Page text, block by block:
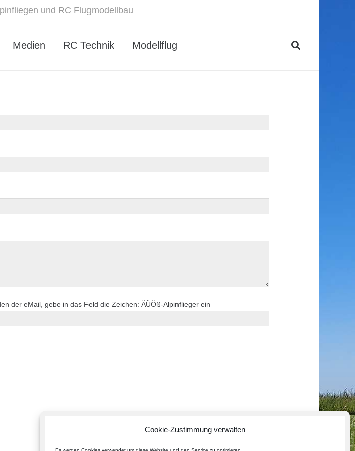
Cookie-Zustimmung verwalten
und RC Flugmodellbau
Medien RC Technik Modellflug
der eMail, gebe in das Feld die Zeichen: ÄÜÖß-Alpinflieger ein